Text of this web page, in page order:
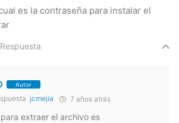
es la contraseña para instalar el
Respuesta
Autor
jcmejia 7 años atrás
extraer el archivo es